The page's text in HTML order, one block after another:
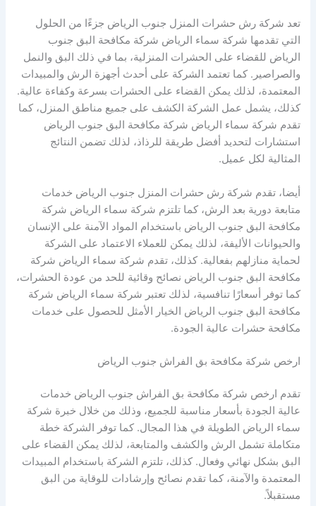
تعد شركة رش حشرات المنزل جنوب الرياض جزءًا من الحلول
التي تقدمها شركة سماء الرياض شركة مكافحة البق جنوب
الرياض للقضاء على الحشرات المنزلية، بما في ذلك البق والنمل
والصراصير. كما تعتمد الشركة على أحدث أجهزة الرش والمبيدات
المعتمدة، لذلك يمكن القضاء على الحشرات بسرعة وكفاءة عالية.
كذلك، يشمل عمل الشركة الكشف على جميع مناطق المنزل، كما
تقدم شركة سماء الرياض شركة مكافحة البق جنوب الرياض
استشارات لتحديد أفضل طريقة للرذاذ، لذلك تضمن النتائج
المثالية لكل عميل.
أيضا، تقدم شركة رش حشرات المنزل جنوب الرياض خدمات
متابعة دورية بعد الرش، كما تلتزم شركة سماء الرياض شركة
مكافحة البق جنوب الرياض باستخدام المواد الآمنة على الإنسان
والحيوانات الأليفة، لذلك يمكن للعملاء الاعتماد على الشركة
لحماية منازلهم بفعالية. كذلك، تقدم شركة سماء الرياض شركة
مكافحة البق جنوب الرياض نصائح وقائية للحد من عودة الحشرات،
كما توفر أسعارًا تنافسية، لذلك تعتبر شركة سماء الرياض شركة
مكافحة البق جنوب الرياض الخيار الأمثل للحصول على خدمات
مكافحة حشرات عالية الجودة.
ارخص شركة مكافحة بق الفراش جنوب الرياض
تقدم ارخص شركة مكافحة بق الفراش جنوب الرياض خدمات
عالية الجودة بأسعار مناسبة للجميع، وذلك من خلال خبرة شركة
سماء الرياض الطويلة في هذا المجال. كما توفر الشركة خطة
متكاملة تشمل الرش والكشف والمتابعة، لذلك يمكن القضاء على
البق بشكل نهائي وفعال. كذلك، تلتزم الشركة باستخدام المبيدات
المعتمدة والآمنة، كما تقدم نصائح وإرشادات للوقاية من البق
مستقبلاً.